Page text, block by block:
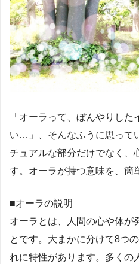
「オーラって、ぼんやりし
い…」、そんなふうに思って
チュアルな部分だけでなく、
す。オーラが持つ意味を、簡
■オーラの説明
オーラとは、人間の心や体が
とです。大まかに分けて8つ
れに特性があります。多くの